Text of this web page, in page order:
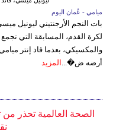
ميامي - عُمان اليوم
بات النجم الأرجنتيني ليونيل
لكرة القدم، المسابقة التي
أرضه ض�... المزيد
الصحة العالمية تحذر